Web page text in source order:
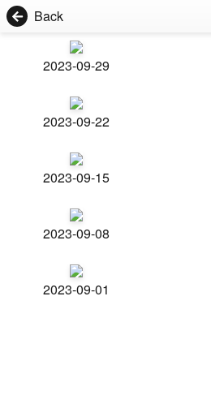
Back
2023-09-29
2023-09-22
2023-09-15
2023-09-08
2023-09-01